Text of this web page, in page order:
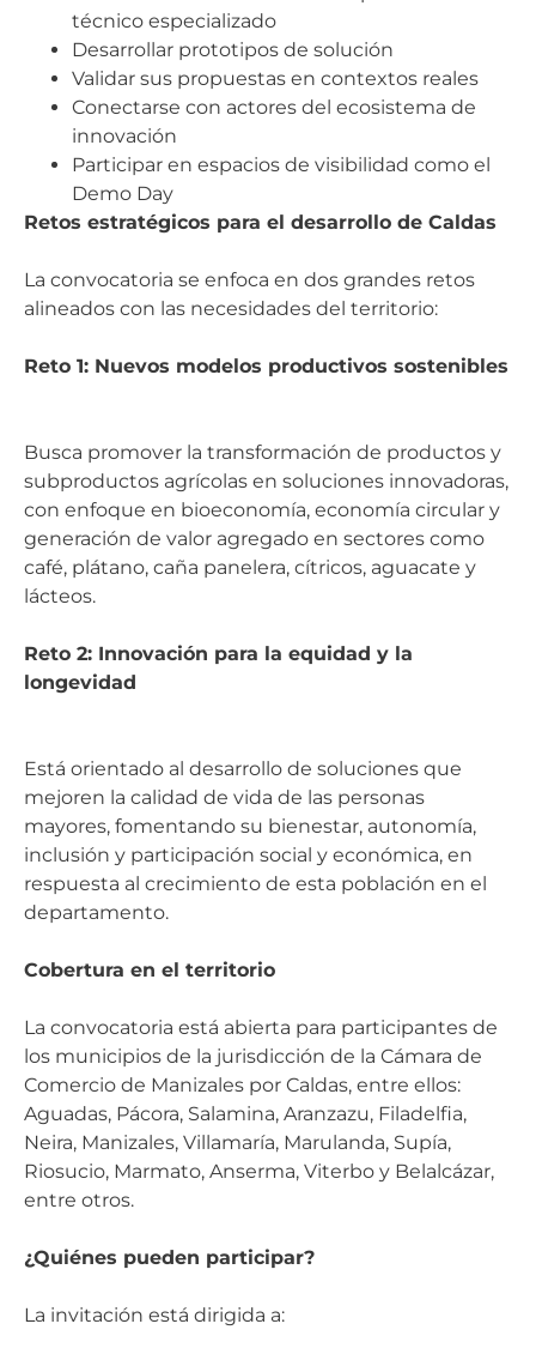
técnico especializado
Desarrollar prototipos de solución
Validar sus propuestas en contextos reales
Conectarse con actores del ecosistema de
innovación
Participar en espacios de visibilidad como el
Demo Day
Retos estratégicos para el desarrollo de Caldas
La convocatoria se enfoca en dos grandes retos
alineados con las necesidades del territorio:
Reto 1: Nuevos modelos productivos sostenibles
Busca promover la transformación de productos y
subproductos agrícolas en soluciones innovadoras,
con enfoque en bioeconomía, economía circular y
generación de valor agregado en sectores como
café, plátano, caña panelera, cítricos, aguacate y
lácteos.
Reto 2: Innovación para la equidad y la
longevidad
Está orientado al desarrollo de soluciones que
mejoren la calidad de vida de las personas
mayores, fomentando su bienestar, autonomía,
inclusión y participación social y económica, en
respuesta al crecimiento de esta población en el
departamento.
Cobertura en el territorio
La convocatoria está abierta para participantes de
los municipios de la jurisdicción de la Cámara de
Comercio de Manizales por Caldas, entre ellos:
Aguadas, Pácora, Salamina, Aranzazu, Filadelfia,
Neira, Manizales, Villamaría, Marulanda, Supía,
Riosucio, Marmato, Anserma, Viterbo y Belalcázar,
entre otros.
¿Quiénes pueden participar?
La invitación está dirigida a: